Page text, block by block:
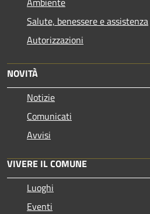
Salute, benessere e assistenza
Autorizzazioni
NOVITÀ
Notizie
Comunicati
Avvisi
VIVERE IL COMUNE
Luoghi
Eventi